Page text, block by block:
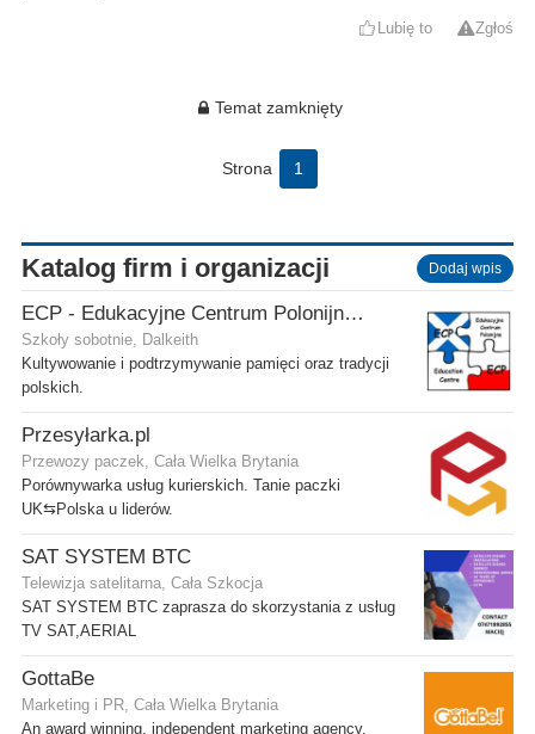
Lubię to Zgłoś
Temat zamknięty
Strona 1
Katalog firm i organizacji Dodaj wpis
ECP - Edukacyjne Centrum Polonijne SCIO - Dalkeith
Szkoły sobotnie, Dalkeith
Kultywowanie i podtrzymywanie pamięci oraz tradycji
polskich.
Przesyłarka.pl
Przewozy paczek, Cała Wielka Brytania
Porównywarka usług kurierskich. Tanie paczki
UK⇆Polska u liderów.
SAT SYSTEM BTC
Telewizja satelitarna, Cała Szkocja
SAT SYSTEM BTC zaprasza do skorzystania z usług
TV SAT,AERIAL
GottaBe
Marketing i PR, Cała Wielka Brytania
An award winning, independent marketing agency.